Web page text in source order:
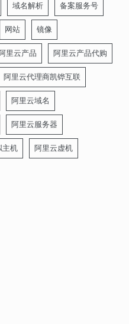
域名解析 备案服务号
网站 镜像
里云产品 阿里云产品代购
阿里云代理商凯铧互联
阿里云域名
阿里云服务器
主机 阿里云虚机